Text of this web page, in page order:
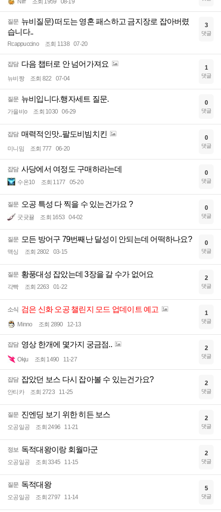
Nirr 조회 1959 08-19
질문 뉴비질문) 떠도는 영혼 패스하고 금지장로 잡아버렸
습니다..
Rcappuccino 조회 1138 07-20
3
댓글
잡담 다음 챕터로 안 넘어가져요
뉴비짱 조회 822 07-04
1
댓글
질문 뉴비입니다.행자세트 질문.
가을비o 조회 1030 06-29
0
댓글
잡담 매력적인맛..팔도비빔치킨
미니밈 조회 777 06-20
0
댓글
잡담 사당에서 여정도 구매하라는데
수온10 조회 1177 05-20
0
댓글
질문 오공 특성 다 찍을 수 있는건가요 ?
굿귯뀰 조회 1653 04-02
0
댓글
질문 모든 방어구 79번째난 달성이 안되는데 어떡하나요?
맥싱 조회 2802 03-15
0
댓글
질문 황풍대성 잡았는데 3장을 갈 수가 없어요
각빡 조회 2263 01-22
2
댓글
소식 검은 신화 오공 챌린지 모드 업데이트 예고
Minno 조회 2890 12-13
1
댓글
잡담 영상 한개에 몇가지 궁금점..
Okju 조회 1490 11-27
2
댓글
잡담 잡았던 보스 다시 잡아볼 수 있는건가요?
안티카 조회 2723 11-25
2
댓글
질문 진엔딩 보기 위한 히든 보스
오공일공 조회 2496 11-21
2
댓글
정보 독적대왕이랑 회월마군
오공일공 조회 3345 11-15
2
댓글
질문 독적대왕
오공일공 조회 2797 11-14
5
댓글